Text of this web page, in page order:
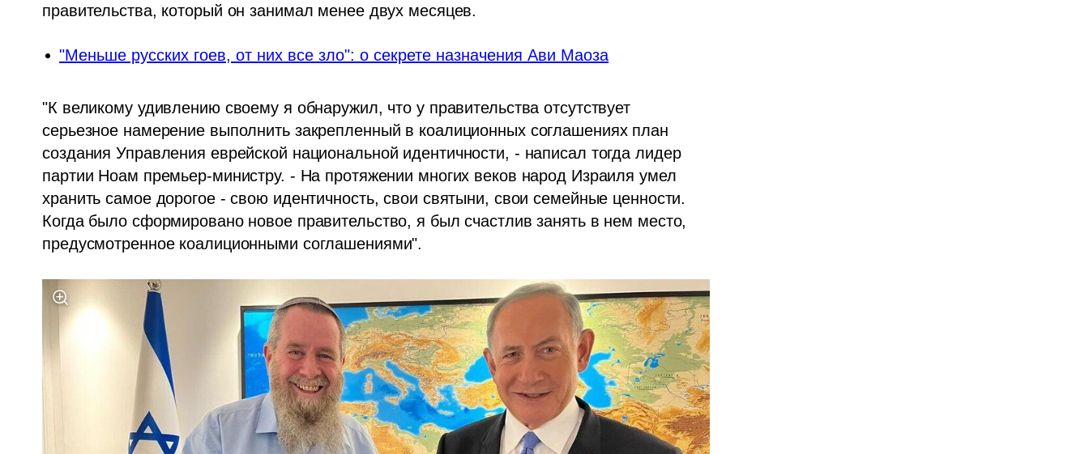
правительства, который он занимал менее двух месяцев.
"Меньше русских гоев, от них все зло": о секрете назначения Ави Маоза
"К великому удивлению своему я обнаружил, что у правительства отсутствует
серьезное намерение выполнить закрепленный в коалиционных соглашениях план
создания Управления еврейской национальной идентичности, - написал тогда лидер
партии Ноам премьер-министру. - На протяжении многих веков народ Израиля умел
хранить самое дорогое - свою идентичность, свои святыни, свои семейные ценности.
Когда было сформировано новое правительство, я был счастлив занять в нем место,
предусмотренное коалиционными соглашениями".